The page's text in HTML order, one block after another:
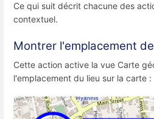
Ce qui suit décrit chacune des
contextuel.
Montrer l'emplacement
Cette action active la vue Carte
l'emplacement du lieu sur la carte :